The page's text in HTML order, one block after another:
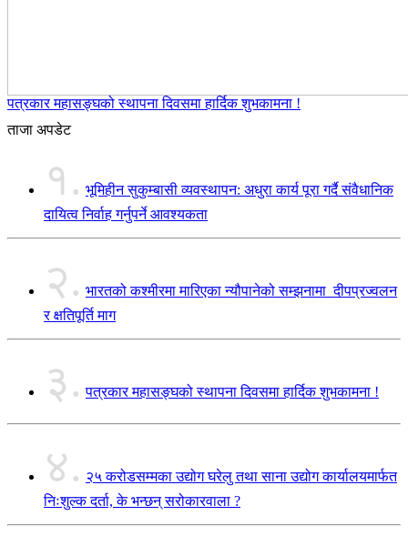
पत्रकार महासङ्घको स्थापना दिवसमा हार्दिक शुभकामना !
ताजा अपडेट
१. भूमिहीन सुकुम्बासी व्यवस्थापन: अधुरा कार्य पूरा गर्दै संवैधानिक
दायित्व निर्वाह गर्नुपर्ने आवश्यकता
२. भारतको कश्मीरमा मारिएका न्यौपानेको सम्झनामा दीपप्रज्वलन
र क्षतिपूर्ति माग
३. पत्रकार महासङ्घको स्थापना दिवसमा हार्दिक शुभकामना !
४. २५ करोडसम्मका उद्योग घरेलु तथा साना उद्योग कार्यालयमार्फत
निःशुल्क दर्ता, के भन्छन् सरोकारवाला ?